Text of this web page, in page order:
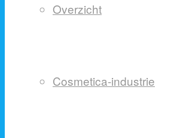
Overzicht
Cosmetica-industrie